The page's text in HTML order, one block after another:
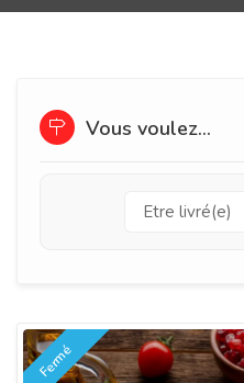
Vous voulez...
Etre livré(e)
Fermé